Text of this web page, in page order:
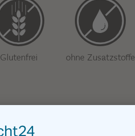
Glutenfrei ohne Zusatzstoffe